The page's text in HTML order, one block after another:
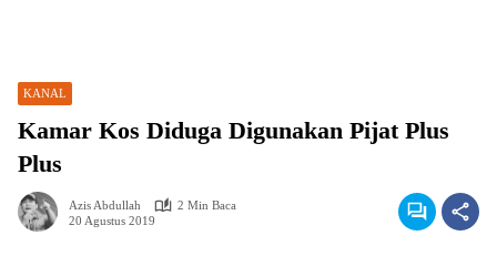
KANAL
Kamar Kos Diduga Digunakan Pijat Plus
Plus
Azis Abdullah
2 Min Baca
20 Agustus 2019